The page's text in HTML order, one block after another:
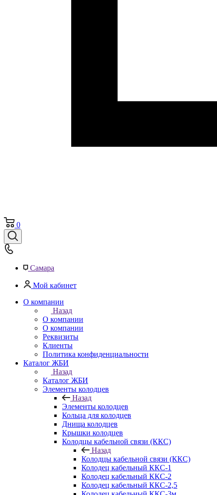
0
Самара
Мой кабинет
О компании
Назад
О компании
О компании
Реквизиты
Клиенты
Политика конфиденциальности
Каталог ЖБИ
Назад
Каталог ЖБИ
Элементы колодцев
Назад
Элементы колодцев
Кольца для колодцев
Днища колодцев
Крышки колодцев
Колодцы кабельной связи (ККС)
Назад
Колодцы кабельной связи (ККС)
Колодец кабельный ККС-1
Колодец кабельный ККС-2
Колодец кабельный ККС-2,5